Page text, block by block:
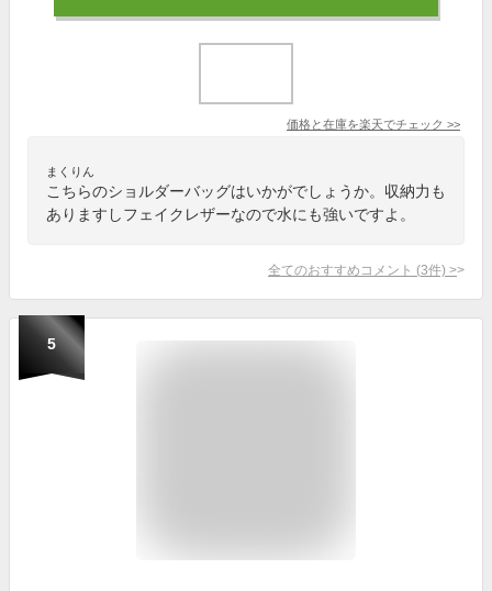
価格と在庫を楽天でチェック >>
まくりん
こちらのショルダーバッグはいかがでしょうか。収納力も
ありますしフェイクレザーなので水にも強いですよ。
全てのおすすめコメント (3件) >
5